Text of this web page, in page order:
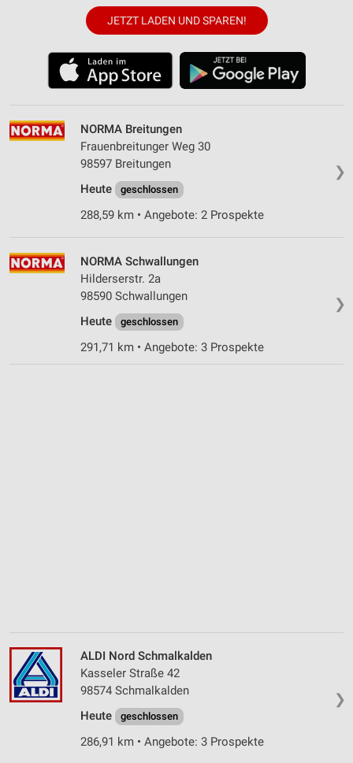
JETZT LADEN UND SPAREN!
❯
NORMA Breitungen
Frauenbreitunger Weg 30
98597 Breitungen
Heute
geschlossen
288,59 km • Angebote: 2 Prospekte
❯
NORMA Schwallungen
Hilderserstr. 2a
98590 Schwallungen
Heute
geschlossen
291,71 km • Angebote: 3 Prospekte
❯
ALDI Nord Schmalkalden
Kasseler Straße 42
98574 Schmalkalden
Heute
geschlossen
286,91 km • Angebote: 3 Prospekte